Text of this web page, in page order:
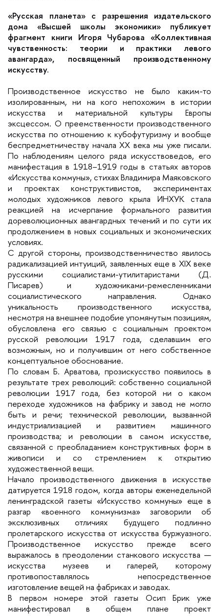
«Русская планета» с разрешения издательского
дома «Высшей школы экономики» публикует
фрагмент книги Игоря Чубарова «Коллективная
чувственность: теории и практики левого
авангарда», посвященный производственному
искусству.
Производственное искусство не было каким-то
изолированным, ни на кого непохожим в истории
искусства и материальной культуры Европы
эксцессом. О преемственности производственного
искусства по отношению к кубофутуризму и вообще
еспредметничеству начала XX века мы уже писали.
По наблюдениям целого ряда искусствоведов, его
манифестация в 1918–1919 годы в статьях авторо
«Искусства коммуны», стихах Владимира Маяковского
и проектах конструктивистов, экспериментах
молодых художников левого крыла ИНХУК стала
реакцией на исчерпание формального развития
дореволюционных авангардных течений и по сути их
продолжением в новых социальных и экономических
условиях.
С другой стороны, производственничество явилось
радикализацией интуиций, заявленных еще в XIX веке
русскими социалистами-утилитаристами (Д.
Писарев) и художниками-ремесленниками
социалистического направления. Однако
уникальность производственного искусства,
несмотря на внешнее подобие упомянутым позициям,
обусловлена его связью с социальным проектом
русской революции 1917 года, сделавшим его
озможным, но и получившим от него собственное
концептуальное обоснование.
По словам Б. Арватова, прозискусство появилось
результате трех революций: собственно социальной
революции 1917 года, без которой ни о каком
переходе художников на фабрику и завод не могло
ыть и речи; технической революции, вызванной
индустриализацией и развитием машинного
производства; и революции в самом искусстве,
связанной с преобладанием конструктивных форм
живописи и со стремлением к открытию
художественной вещи.
Начало производственного движения в искусстве
датируется 1918 годом, когда авторы еженедельной
ленинградской газеты «Искусство коммуны» еще
разгар «военного коммунизма» заговорили о
эксклюзивных отличиях будущего подлинно
пролетарского искусства от искусства буржуазного.
Производственное искусство прежде всего
ыражалось в преодолении станкового искусства —
искусства музеев и галерей, которому
противопоставлялось непосредственное
изготовление вещей на фабриках и заводах.
первом номере этой газеты Осип Брик уже
манифестировал в общем плане проект